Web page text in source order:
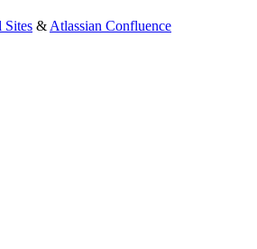
Sites & Atlassian Confluence